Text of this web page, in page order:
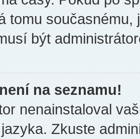
tomu
být
na seznamu!
nenainstaloval
Zkuste